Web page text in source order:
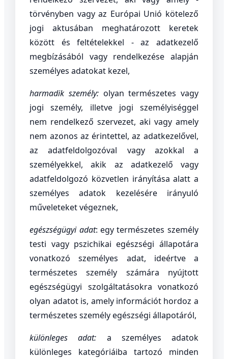
törvényben vagy az Európai Unió kötelező
jogi aktusában meghatározott keretek
között és feltételekkel - az adatkezelő
megbízásából vagy rendelkezése alapján
személyes adatokat kezel,
harmadik személy: olyan természetes vagy
jogi személy, illetve jogi személyiséggel
nem rendelkező szervezet, aki vagy amely
nem azonos az érintettel, az adatkezelővel,
az adatfeldolgozóval vagy azokkal a
személyekkel, akik az adatkezelő vagy
adatfeldolgozó közvetlen irányítása alatt a
személyes adatok kezelésére irányuló
műveleteket végeznek,
egészségügyi adat: egy természetes személy
testi vagy pszichikai egészségi állapotára
vonatkozó személyes adat, ideértve a
természetes személy számára nyújtott
egészségügyi szolgáltatásokra vonatkozó
olyan adatot is, amely információt hordoz a
természetes személy egészségi állapotáról,
különleges adat: a személyes adatok
különleges kategóriáiba tartozó minden